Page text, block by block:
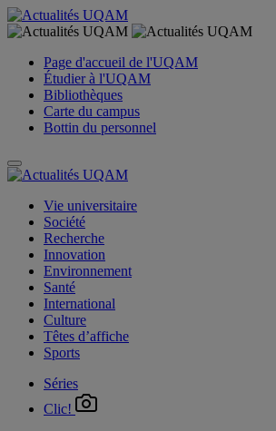
Page d'accueil de l'UQAM
Étudier à l'UQAM
Bibliothèques
Carte du campus
Bottin du personnel
Vie universitaire
Société
Recherche
Innovation
Environnement
Santé
International
Culture
Têtes d’affiche
Sports
Séries
Clic!